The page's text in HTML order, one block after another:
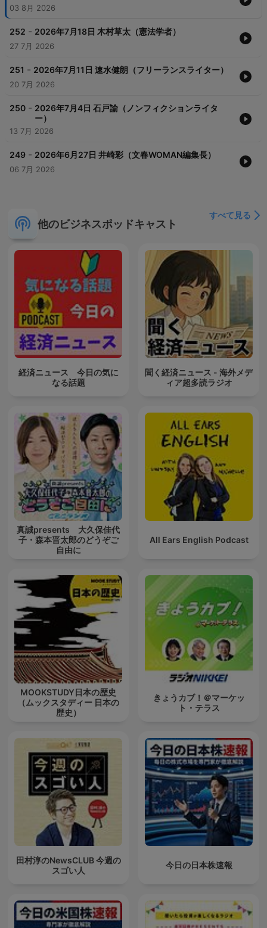
03 8月 2026
252 - 2026年7月18日 木村草太（憲法学者）
27 7月 2026
251 - 2026年7月11日 速水健朗（フリーランスライター）
20 7月 2026
250 - 2026年7月4日 石戸諭（ノンフィクションライタ
ー）
13 7月 2026
249 - 2026年6月27日 井崎彩（文春WOMAN編集長）
06 7月 2026
他のビジネスポッドキャスト
すべて見る
経済ニュース 今日の気に
なる話題
聞く経済ニュース - 海外メデ
ィア超多読ラジオ
真誠presents 大久保佳代
子・森本晋太郎のどうぞご
自由に
All Ears English Podcast
MOOKSTUDY日本の歴史
（ムックスタディー 日本の
歴史）
きょうカブ！＠マーケッ
ト・テラス
田村淳のNewsCLUB 今週の
スゴい人
今日の日本株速報